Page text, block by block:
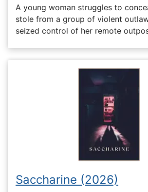
A young woman struggles to
stole from a group of violent
seized control of her remote
Saccharine (2026)